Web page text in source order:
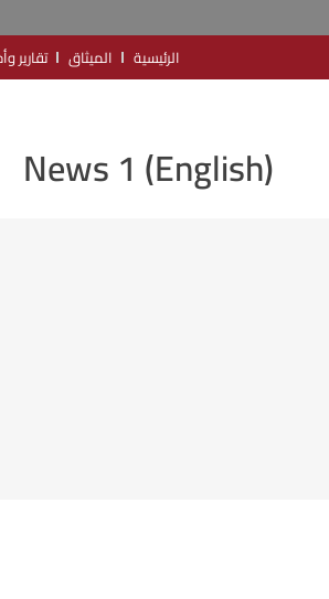
الرئيسية
الميثاق تقارير
(English) News 1